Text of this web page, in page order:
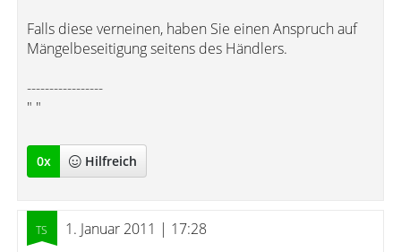
Falls diese verneinen, haben Sie einen Anspruch auf
Mängelbeseitigung seitens des Händlers.
-----------------
" "
0x Hilfreich
1. Januar 2011 | 17:28